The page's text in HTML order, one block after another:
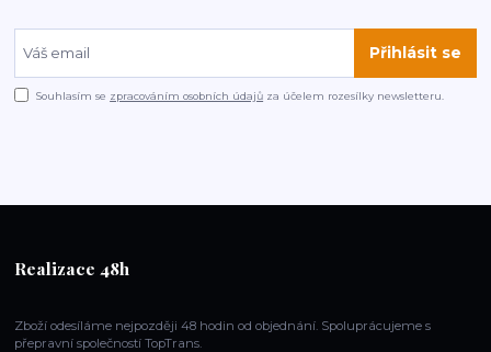
Přihlásit se
Souhlasím se zpracováním osobních údajů za účelem rozesílky newsletteru.
Realizace 48h
Zboží odesíláme nejpozději 48 hodin od objednání. Spoluprácujeme s
přepravní společností TopTrans.